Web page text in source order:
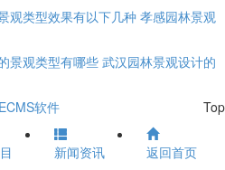
观类型效果有以下几种 孝感园林景观
景观类型有哪些 武汉园林景观设计的
Top
软件
新闻资讯 返回首页